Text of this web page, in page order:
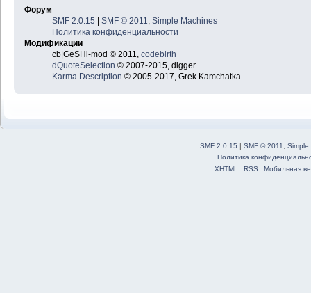
Форум
SMF 2.0.15 | SMF © 2011
Simple Machines
Политика конфиденциальности
Модификации
cb|GeSHi-mod © 2011, codebirth
dQuoteSelection © 2007-2015, digger
Karma Description © 2005-2017, Grek.Kamchatka
SMF 2.0.15 | SMF © 2011
Simple
Политика
XHTML
RSS Мобильная